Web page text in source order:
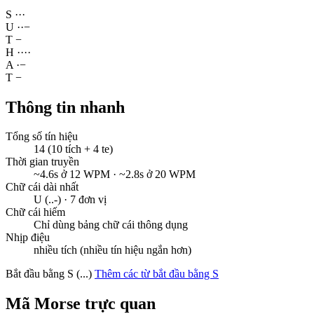
S ···
U ··−
T −
H ····
A ·−
T −
Thông tin nhanh
Tổng số tín hiệu
14 (10 tích + 4 te)
Thời gian truyền
~4.6s ở 12 WPM · ~2.8s ở 20 WPM
Chữ cái dài nhất
U (..-) · 7 đơn vị
Chữ cái hiếm
Chỉ dùng bảng chữ cái thông dụng
Nhịp điệu
nhiều tích (nhiều tín hiệu ngắn hơn)
Bắt đầu bằng S (...) Thêm các từ bắt đầu bằng S
Mã Morse trực quan